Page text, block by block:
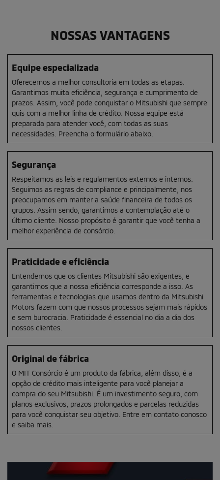
NOSSAS VANTAGENS
Equipe especializada
Oferecemos a melhor consultoria em todas as etapas.
Garantimos muita eficiência, segurança e cumprimento de
prazos. Assim, você pode conquistar o Mitsubishi que sempre
quis com a melhor linha de crédito. Nossa equipe está
preparada para atender você, com todas as suas
necessidades. Preencha o formulário abaixo.
Segurança
Respeitamos as leis e regulamentos externos e internos.
Seguimos as regras de compliance e principalmente, nos
preocupamos em manter a saúde financeira de todos os
grupos. Assim sendo, garantimos a contemplação até o
último cliente. Nosso propósito é garantir que você tenha a
melhor experiência de consórcio.
Praticidade e eficiência
Entendemos que os clientes Mitsubishi são exigentes, e
garantimos que a nossa eficiência corresponde a isso. As
ferramentas e tecnologias que usamos dentro da Mitsubishi
Motors fazem com que nossos processos sejam mais rápidos
e sem burocracia. Praticidade é essencial no dia a dia dos
nossos clientes.
Original de fábrica
O MIT Consórcio é um produto da fábrica, além disso, é a
opção de crédito mais inteligente para você planejar a
compra do seu Mitsubishi. É um investimento seguro, com
planos exclusivos, prazos prolongados e parcelas reduzidas
para você conquistar seu objetivo. Entre em contato conosco
e saiba mais.